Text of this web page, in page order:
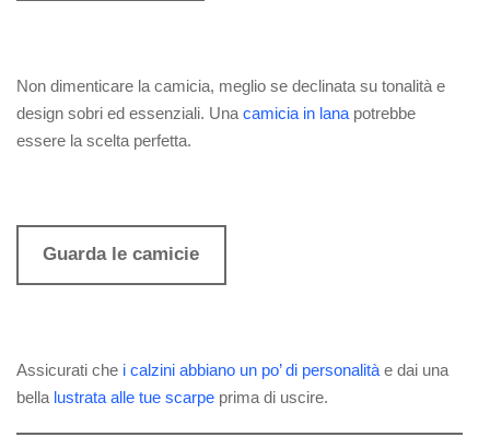
Non dimenticare la camicia, meglio se declinata su tonalità e
design sobri ed essenziali. Una camicia in lana potrebbe
essere la scelta perfetta.
Guarda le camicie
Assicurati che i calzini abbiano un po’ di personalità e dai una
bella lustrata alle tue scarpe prima di uscire.